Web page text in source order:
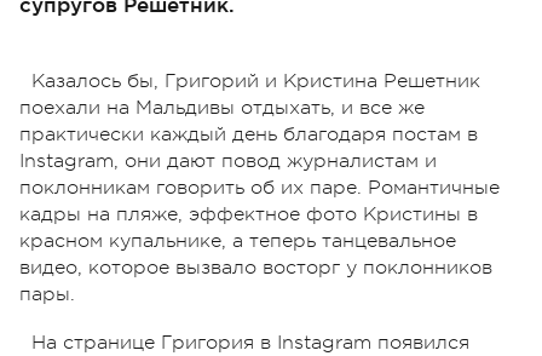
Казалось бы, Григорий и Кристина Решетник
поехали на Мальдивы отдыхать, и все же
практически каждый день благодаря постам в
Instagram, они дают повод журналистам и
поклонникам говорить об их паре. Романтичные
кадры на пляже, эффектное фото Кристины в
красном купальнике, а теперь танцевальное
видео, которое вызвало восторг у поклонников
пары.
На странице Григория в Instagram появился